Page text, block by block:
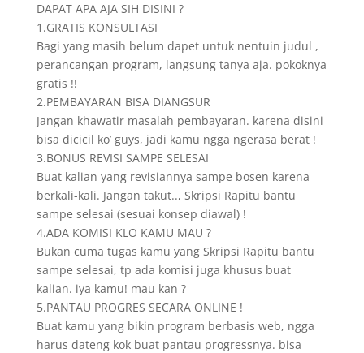
DAPAT APA AJA SIH DISINI ?
1.GRATIS KONSULTASI
Bagi yang masih belum dapet untuk nentuin judul ,
perancangan program, langsung tanya aja. pokoknya
gratis !!
2.PEMBAYARAN BISA DIANGSUR
Jangan khawatir masalah pembayaran. karena disini
bisa dicicil ko’ guys, jadi kamu ngga ngerasa berat !
3.BONUS REVISI SAMPE SELESAI
Buat kalian yang revisiannya sampe bosen karena
berkali-kali. Jangan takut.., Skripsi Rapitu bantu
sampe selesai (sesuai konsep diawal) !
4.ADA KOMISI KLO KAMU MAU ?
Bukan cuma tugas kamu yang Skripsi Rapitu bantu
sampe selesai, tp ada komisi juga khusus buat
kalian. iya kamu! mau kan ?
5.PANTAU PROGRES SECARA ONLINE !
Buat kamu yang bikin program berbasis web, ngga
harus dateng kok buat pantau progressnya. bisa